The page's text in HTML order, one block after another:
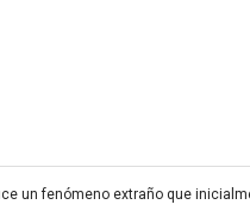
un fenómeno extraño que